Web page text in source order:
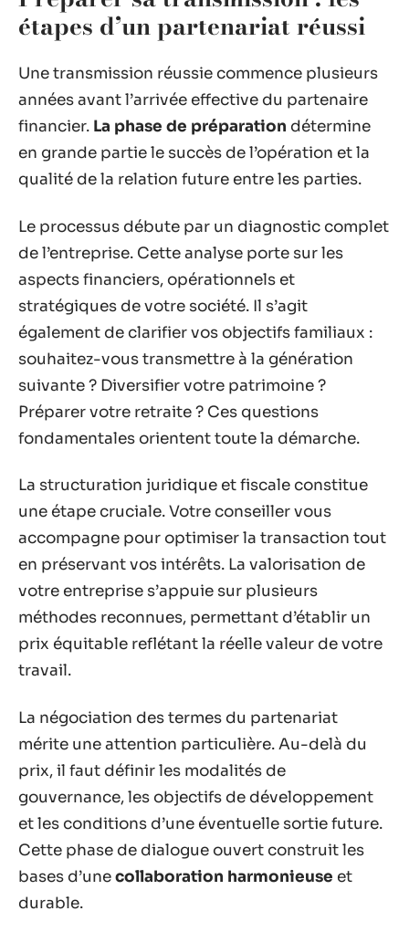
étapes d’un partenariat réussi
Une transmission réussie commence plusieurs
années avant l’arrivée effective du partenaire
financier. La phase de préparation détermine
en grande partie le succès de l’opération et la
qualité de la relation future entre les parties.
Le processus débute par un diagnostic complet
de l’entreprise. Cette analyse porte sur les
aspects financiers, opérationnels et
stratégiques de votre société. Il s’agit
également de clarifier vos objectifs familiaux :
souhaitez-vous transmettre à la génération
suivante ? Diversifier votre patrimoine ?
Préparer votre retraite ? Ces questions
fondamentales orientent toute la démarche.
La structuration juridique et fiscale constitue
une étape cruciale. Votre conseiller vous
accompagne pour optimiser la transaction tout
en préservant vos intérêts. La valorisation de
votre entreprise s’appuie sur plusieurs
méthodes reconnues, permettant d’établir un
prix équitable reflétant la réelle valeur de votre
travail.
La négociation des termes du partenariat
mérite une attention particulière. Au-delà du
prix, il faut définir les modalités de
gouvernance, les objectifs de développement
et les conditions d’une éventuelle sortie future.
Cette phase de dialogue ouvert construit les
bases d’unecollaboration harmonieuse et
durable.